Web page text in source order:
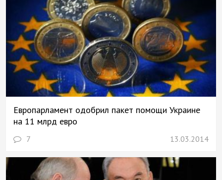
Европарламент одобрил пакет помощи Украине
на 11 млрд евро
7 13.03.2014